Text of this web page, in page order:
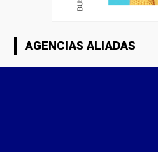
AGENCIAS ALIADAS